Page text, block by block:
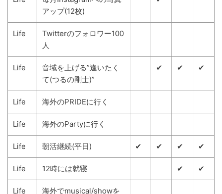
アップ(12枚)
Life
Twitterのフォロワー100
人
Life
音域を上げる”逢いたく
て(つるの剛士)”
✔ ✔ ✔
Life 海外のPRIDEに行く
Life 海外のPartyに行く
Life 朝活継続(平日) ✔ ✔ ✔ ✔
Life 12時には就寝 ✔ ✔
Life
海外でmusical/showを